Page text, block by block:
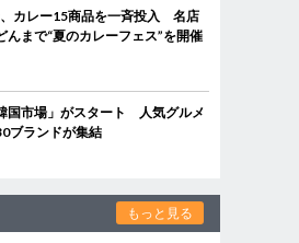
カレー15商品を一斉投入 名店
んまで“夏のカレーフェス”を開催
国市場」がスタート 人気グルメ
ブランドが集結
もっと見る